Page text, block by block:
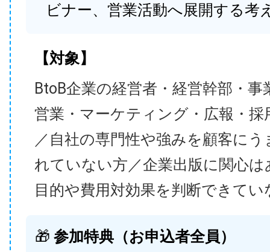
ビナー、営業活動へ展開する考
【対象】
BtoB企業の経営者・経営幹部・事
営業・マーケティング・広報・採
／自社の専門性や強みを顧客に
れていない方／企業出版に関心
目的や費用対効果を判断できてい
🎁 参加特典（お申込者全員）